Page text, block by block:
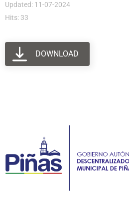
Updated: 11-07-2024
Hits: 33
DOWNLOAD